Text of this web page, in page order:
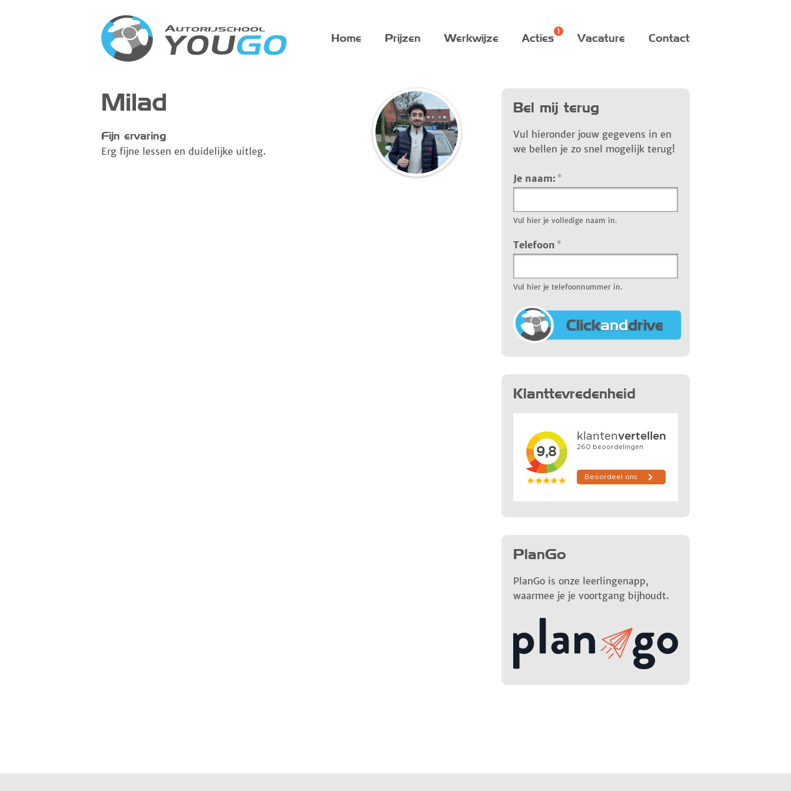
Home Prijzen Werkwijze Acties Vacature Contact
Milad
Fijn ervaring
Erg fijne lessen en duidelijke uitleg.
Bel mij terug
Vul hieronder jouw gegevens in en
we bellen je zo snel mogelijk terug!
Je naam: *
Vul hier je volledige naam in.
Telefoon *
Vul hier je telefoonnummer in.
Clickanddrive
Klanttevredenheid
PlanGo
PlanGo is onze leerlingenapp,
waarmee je je voortgang bijhoudt.